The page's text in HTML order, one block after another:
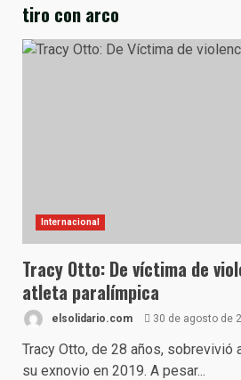
tiro con arco
Internacional
Tracy Otto: De víctima de
atleta paralímpica
elsolidario.com 30 de agosto de
Tracy Otto, de 28 años, sobrevivió
su exnovio en 2019. A pesar...